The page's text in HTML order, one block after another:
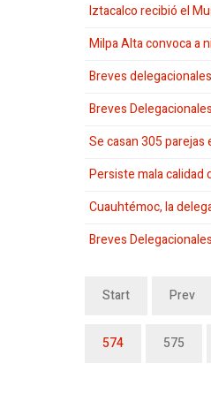
Iztacalco recibió el
Milpa Alta convoca a
Breves
Breves
Se casan 305 parejas
Persiste mala calidad
Cuauhtémoc, la
Breves
Start Prev
574 575